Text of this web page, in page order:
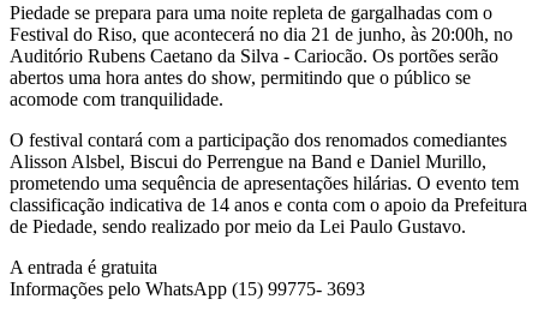
Piedade se prepara para uma noite repleta de gargalhadas com o
Festival do Riso, que acontecerá no dia 21 de junho, às 20:00h, no
Auditório Rubens Caetano da Silva - Cariocão. Os portões serão
abertos uma hora antes do show, permitindo que o público se
acomode com tranquilidade.
O festival contará com a participação dos renomados comediantes
Alisson Alsbel, Biscui do Perrengue na Band e Daniel Murillo,
prometendo uma sequência de apresentações hilárias. O evento tem
classificação indicativa de 14 anos e conta com o apoio da Prefeitura
de Piedade, sendo realizado por meio da Lei Paulo Gustavo.
A entrada é gratuita
Informações pelo WhatsApp (15) 99775- 3693